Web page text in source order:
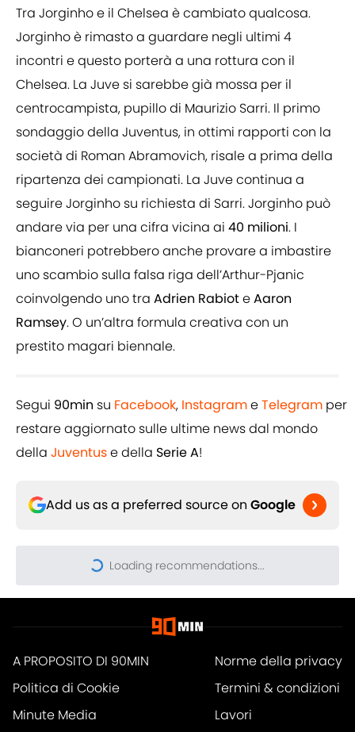
Tra Jorginho e il Chelsea è cambiato qualcosa.
Jorginho è rimasto a guardare negli ultimi 4
incontri e questo porterà a una rottura con il
Chelsea. La Juve si sarebbe già mossa per il
centrocampista, pupillo di Maurizio Sarri. Il primo
sondaggio della Juventus, in ottimi rapporti con la
società di Roman Abramovich, risale a prima della
ripartenza dei campionati. La Juve continua a
seguire Jorginho su richiesta di Sarri. Jorginho può
andare via per una cifra vicina ai 40 milioni. I
bianconeri potrebbero anche provare a imbastire
uno scambio sulla falsa riga dell’Arthur-Pjanic
coinvolgendo uno tra Adrien RabioteAaron
Ramsey. O un’altra formula creativa con un
prestito magari biennale.
Segui 90min su Facebook, InstagrameTelegram per
restare aggiornato sulle ultime news dal mondo
della Juventuse della Serie A!
Add us as a preferred source on Google
Loading recommendations...
Please wait while we load
A PROPOSITO DI 90MIN
Norme della privacy
Politica di Cookie
Termini & condizioni
Minute Media
Lavori